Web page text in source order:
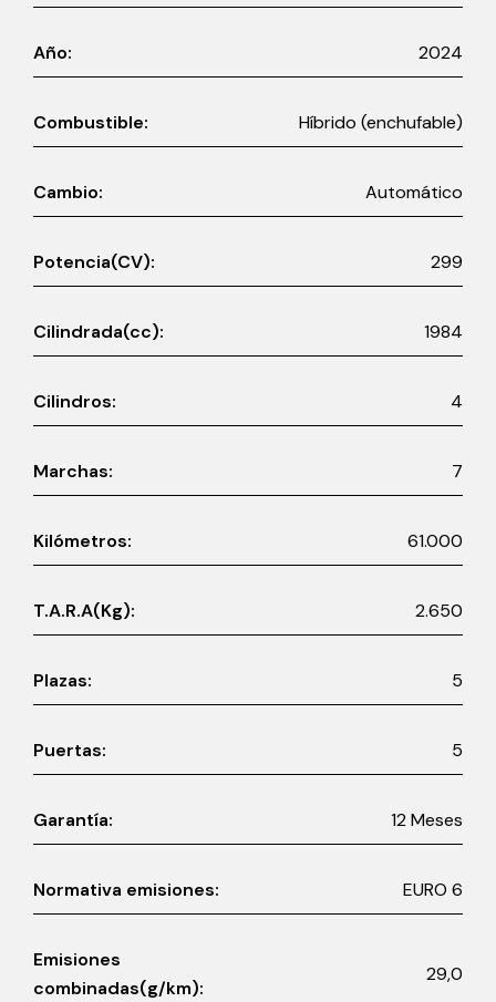
Año: 2024
Combustible: Híbrido (enchufable)
Cambio: Automático
Potencia(CV): 299
Cilindrada(cc): 1984
Cilindros: 4
Marchas: 7
Kilómetros: 61.000
T.A.R.A(Kg): 2.650
Plazas: 5
Puertas: 5
Garantía: 12 Meses
Normativa emisiones: EURO 6
Emisiones
combinadas(g/km):
29,0